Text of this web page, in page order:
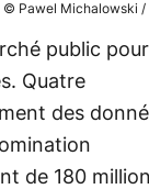
© Pawel Michalowski
public pour
Quatre
des
de 180